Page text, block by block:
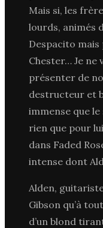
Mais si, les
lourds, animés
Despacito mais
Chester… Je ne
présenter de
destructeur et
immense que
rien que pour
dans Faded
intense dont
Alden,
Gibson qu’à
d’un blond